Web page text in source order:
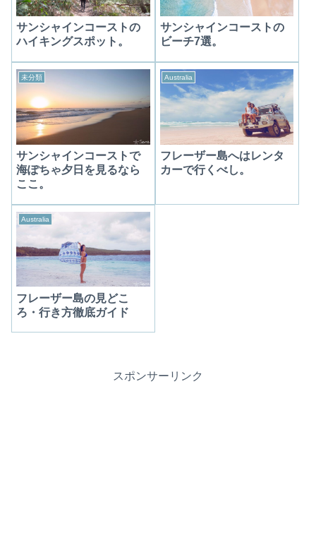
サンシャインコーストの
ハイキングスポット。
サンシャインコーストの
ビーチ7選。
未分類
サンシャインコーストで
海ぽちゃ夕日を見るなら
ここ。
Australia
フレーザー島へはレンタ
カーで行くべし。
Australia
フレーザー島の見どこ
ろ・行き方徹底ガイド
スポンサーリンク